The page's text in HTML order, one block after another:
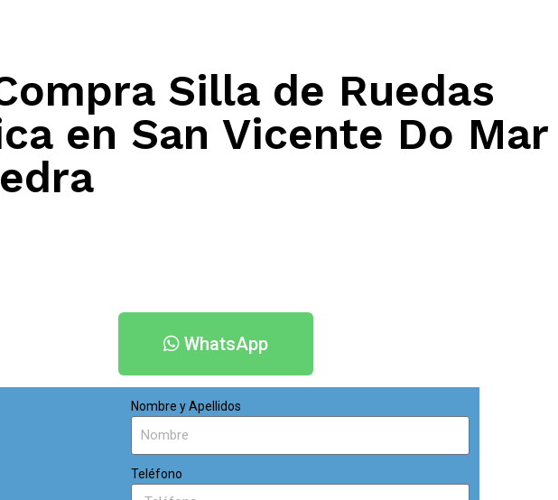
Silla de Ruedas
en San Vicente Do Mar
WhatsApp
Nombre y Apellidos
Teléfono